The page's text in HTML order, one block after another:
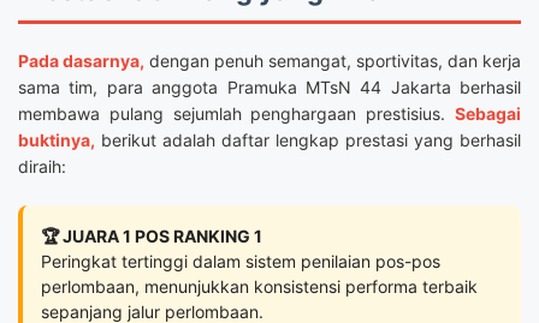
Pada dasarnya, dengan penuh semangat, sportivitas, dan kerja
sama tim, para anggota Pramuka MTsN 44 Jakarta berhasil
membawa pulang sejumlah penghargaan prestisius. Sebagai
buktinya, berikut adalah daftar lengkap prestasi yang berhasil
diraih:
🏆 JUARA 1 POS RANKING 1
Peringkat tertinggi dalam sistem penilaian pos-pos
perlombaan, menunjukkan konsistensi performa terbaik
sepanjang jalur perlombaan.